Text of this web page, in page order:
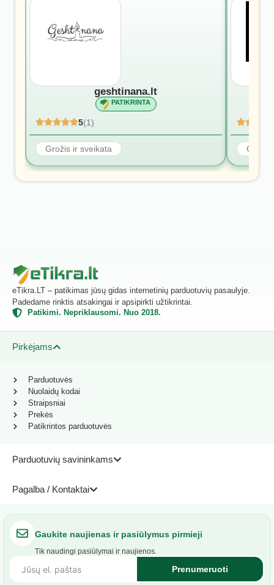
geshtinana.lt
PATIKRINTA
5(1)
Grožis ir sveikata Grožis
eTikra.LT – patikimas jūsų gidas internetinių parduotuvių pasaulyje.
Padedame rinktis atsakingai ir apsipirkti užtikrintai.
Patikimi. Nepriklausomi. Nuo 2018.
Pirkėjams
Parduotuvių savininkams
Pagalba / Kontaktai
Parduotuvės
Nuolaidų kodai
Straipsniai
Prekės
Patikrintos parduotuvės
Gaukite naujienas ir pasiūlymus pirmieji
Tik naudingi pasiūlymai ir naujienos.
Prenumeruoti